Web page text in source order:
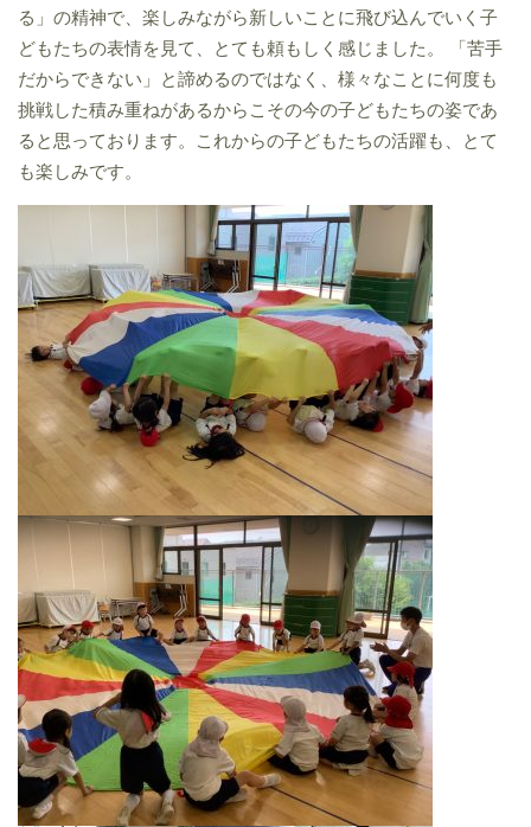
る」の精神で、楽しみながら新しいことに飛び込んでいく子
どもたちの表情を見て、とても頼もしく感じました。 「苦手
だからできない」と諦めるのではなく、様々なことに何度も
挑戦した積み重ねがあるからこその今の子どもたちの姿であ
ると思っております。これからの子どもたちの活躍も、とて
も楽しみです。